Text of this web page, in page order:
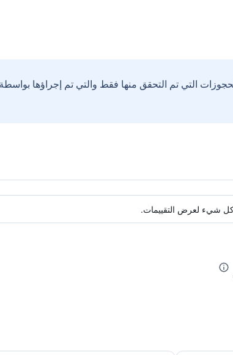
التي تم التحقق منها فقط والتي تم إجراؤها
كل شيء لعرض التقييمات.